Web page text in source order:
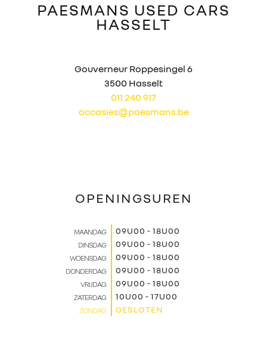
PAESMANS USED CARS
HASSELT
Gouverneur Roppesingel 6
3500 Hasselt
011 240 917
occasies@paesmans.be
OPENINGSUREN
MAANDAG 09U00 - 18U00
DINSDAG 09U00 - 18U00
WOENSDAG 09U00 - 18U00
DONDERDAG 09U00 - 18U00
VRIJDAG 09U00 - 18U00
ZATERDAG 10U00 - 17U00
ZONDAG GESLOTEN